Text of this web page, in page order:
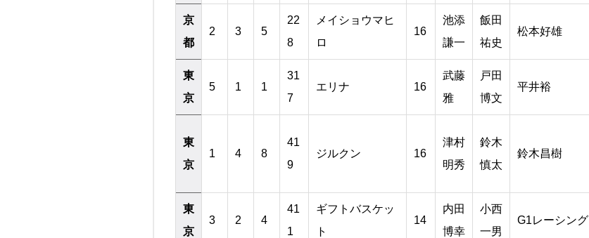
京
都
2 3 5
22
8
メイショウマヒ
ロ
16
池添
謙一
飯田
祐史
松本好雄
東
京
5 1 1
31
7
エリナ 16
武藤
雅
戸田
博文
平井裕
東
京
1 4 8
41
9
ジルクン 16
津村
明秀
鈴木
慎太
鈴木昌樹
東
京
3 2 4
41
1
ギフトバスケッ
ト
14
内田
博幸
小西
一男
G1レーシング